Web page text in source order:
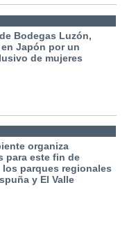
Bodegas Luzón,
Japón por un
de mujeres
organiza
para este fin de
los parques regionales
y El Valle